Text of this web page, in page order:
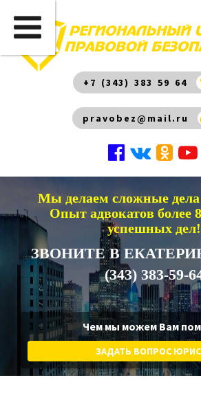
+7 (343) 383 59 64
pravobez@mail.ru
Мы делаем сложные
Опыт адвокатов более
успешных дел!
ЗВОНИТЕ В
(343) 383-59-
Чем мы можем Вам
ЗАДАТЬ ВОПРОС